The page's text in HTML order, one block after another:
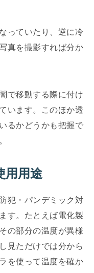
っていたり、逆に冷
真を撮影すれば分か
で移動する際に付け
います。このほか透
るかどうかも把握で
用用途
犯・パンデミック対
す。たとえば電化製
の部分の温度が異様
見ただけでは分から
を使って温度を確か